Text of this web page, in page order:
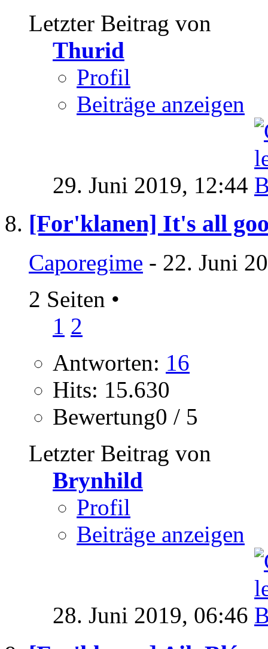
Letzter Beitrag von
Thurid
Profil
Beiträge anzeigen
29. Juni 2019, 12:44
[For'klanen] It's all
Caporegime - 22. Juni
2 Seiten •
1 2
Antworten: 16
Hits: 15.630
Bewertung0 / 5
Letzter Beitrag von
Brynhild
Profil
Beiträge anzeigen
28. Juni 2019, 06:46